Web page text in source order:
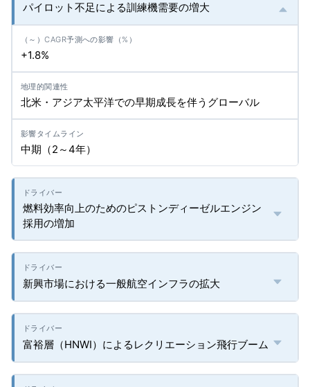
パイロット不足による訓練機需要の増大
+1.8%
北米・アジア太平洋での早期成長を伴うグローバル
中期（2～4年）
燃料効率向上のためのピストンディーゼルエンジン
採用の増加
新興市場における一般航空インフラの拡大
富裕層（HNWI）によるレクリエーション飛行ブーム